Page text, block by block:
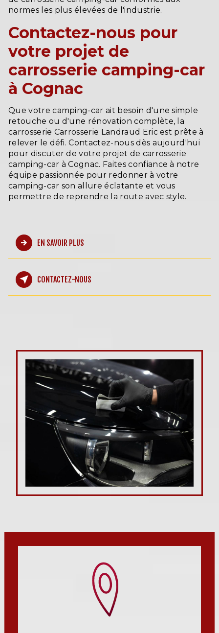
normes les plus élevées de l'industrie.
Contactez-nous pour
votre projet de
carrosserie camping-car
à Cognac
Que votre camping-car ait besoin d'une simple
retouche ou d'une rénovation complète, la
carrosserie Carrosserie Landraud Eric est prête à
relever le défi. Contactez-nous dès aujourd'hui
pour discuter de votre projet de carrosserie
camping-car à Cognac. Faites confiance à notre
équipe passionnée pour redonner à votre
camping-car son allure éclatante et vous
permettre de reprendre la route avec style.
EN SAVOIR PLUS
CONTACTEZ-NOUS